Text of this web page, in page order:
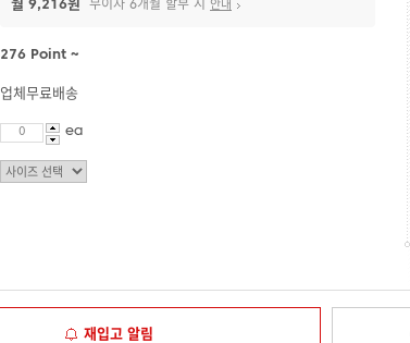
월 9,216원 무이자 6개월 할부 시 안내
276 Point ~
업체무료배송
ea
재입고 알림